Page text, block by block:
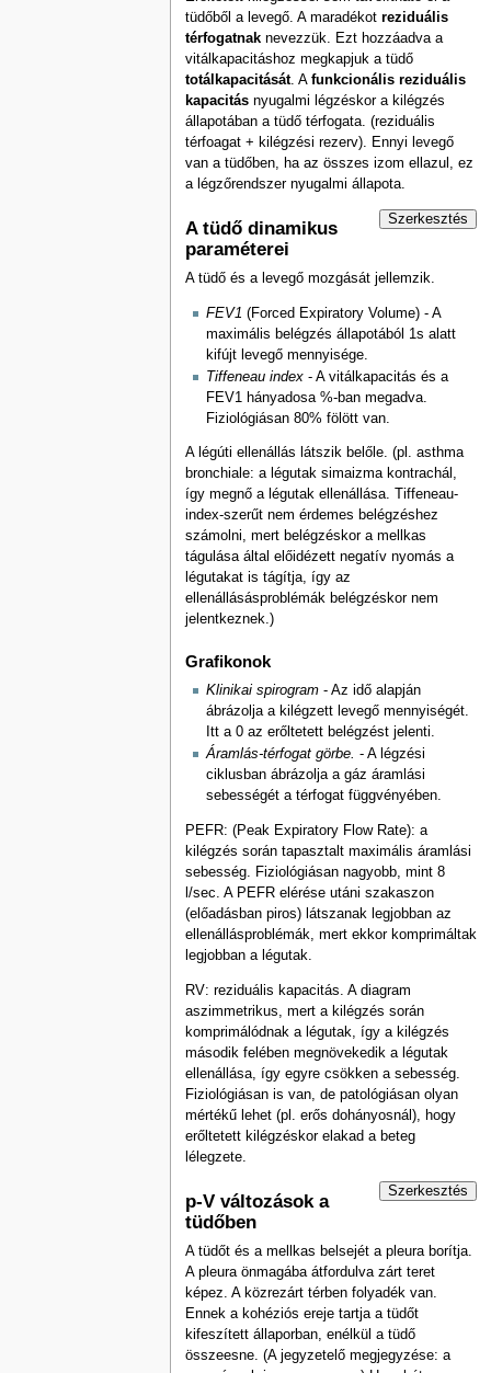
tüdőből a levegő. A maradékot reziduális
térfogatnaknevezzük. Ezt hozzáadva a
vitálkapacitáshoz megkapjuk a tüdő
totálkapacitását. A funkcionális reziduális
kapacitásnyugalmi légzéskor a kilégzés
állapotában a tüdő térfogata. (reziduális
térfoagat + kilégzési rezerv). Ennyi levegő
van a tüdőben, ha az összes izom ellazul, ez
a légzőrendszer nyugalmi állapota.
Szerkesztés
A tüdő dinamikus
paraméterei
A tüdő és a levegő mozgását jellemzik.
FEV1 (Forced Expiratory Volume) - A
maximális belégzés állapotából 1s alatt
kifújt levegő mennyisége.
Tiffeneau index- A vitálkapacitás és a
FEV1 hányadosa %-ban megadva.
Fiziológiásan 80% fölött van.
A légúti ellenállás látszik belőle. (pl. asthma
bronchiale: a légutak simaizma kontrachál,
így megnő a légutak ellenállása. Tiffeneau-
index-szerűt nem érdemes belégzéshez
számolni, mert belégzéskor a mellkas
tágulása által előidézett negatív nyomás a
légutakat is tágítja, így az
ellenállásásproblémák belégzéskor nem
jelentkeznek.)
Grafikonok
Klinikai spirogram- Az idő alapján
ábrázolja a kilégzett levegő mennyiségét.
Itt a 0 az erőltetett belégzést jelenti.
Áramlás-térfogat görbe. - A légzési
ciklusban ábrázolja a gáz áramlási
sebességét a térfogat függvényében.
PEFR: (Peak Expiratory Flow Rate): a
kilégzés során tapasztalt maximális áramlási
sebesség. Fiziológiásan nagyobb, mint 8
l/sec. A PEFR elérése utáni szakaszon
(előadásban piros) látszanak legjobban az
ellenállásproblémák, mert ekkor komprimáltak
legjobban a légutak.
RV: reziduális kapacitás. A diagram
aszimmetrikus, mert a kilégzés során
komprimálódnak a légutak, így a kilégzés
második felében megnövekedik a légutak
ellenállása, így egyre csökken a sebesség.
Fiziológiásan is van, de patológiásan olyan
mértékű lehet (pl. erős dohányosnál), hogy
erőltetett kilégzéskor elakad a beteg
lélegzete.
Szerkesztés
p-V változások a
tüdőben
A tüdőt és a mellkas belsejét a pleura borítja.
A pleura önmagába átfordulva zárt teret
képez. A közrezárt térben folyadék van.
Ennek a kohéziós ereje tartja a tüdőt
kifeszített állaporban, enélkül a tüdő
összeesne. (A jegyzetelő megjegyzése: a